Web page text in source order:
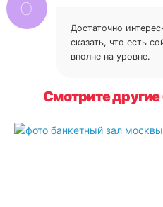
Достаточно
сказать, что есть
вполне на уровне.
Смотрите